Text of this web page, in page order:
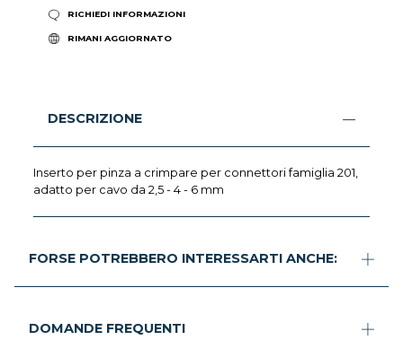
RICHIEDI INFORMAZIONI
RIMANI AGGIORNATO
DESCRIZIONE
Inserto per pinza a crimpare per connettori famiglia 201,
adatto per cavo da 2,5 - 4 - 6 mm
FORSE POTREBBERO INTERESSARTI ANCHE:
DOMANDE FREQUENTI